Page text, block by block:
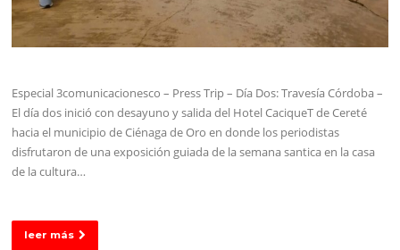
Especial 3comunicacionesco – Press Trip – Día Dos: Travesía Córdoba –
El día dos inició con desayuno y salida del Hotel CaciqueT de Cereté
hacia el municipio de Ciénaga de Oro en donde los periodistas
disfrutaron de una exposición guiada de la semana santica en la casa
de la cultura…
leer más